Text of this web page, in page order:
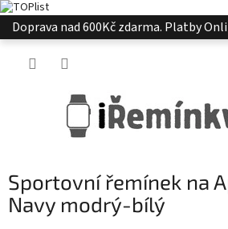
Přejít
na
Doprava nad 600Kč zdarma. Platby
Sportovní řemínek na
Navy modrý-bílý